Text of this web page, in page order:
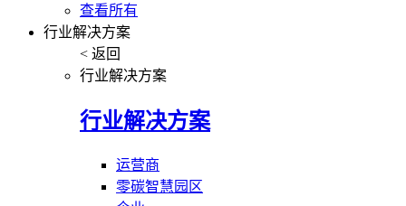
查看所有
行业解决方案
< 返回
行业解决方案
行业解决方案
运营商
零碳智慧园区